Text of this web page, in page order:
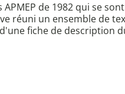
de 1982 qui se
réuni un ensemble de
fiche de description